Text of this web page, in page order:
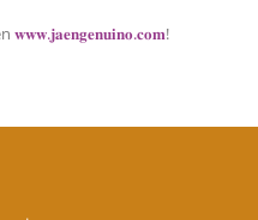
𝐰𝐰𝐰.𝐣𝐚𝐞𝐧𝐠𝐞𝐧𝐮𝐢𝐧𝐨.𝐜𝐨𝐦!